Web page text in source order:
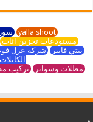
yalla shoot
مستودعات تخزين اثاث
بيتي فايبر شركة عزل
مظلات وسواتر تركيب